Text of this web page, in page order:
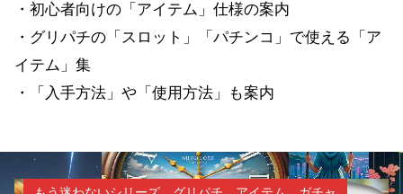
・初心者向けの「アイテム」仕様の案内
・グリパチの「スロット」「パチンコ」で使える「ア
イテム」集
・「入手方法」や「使用方法」も案内